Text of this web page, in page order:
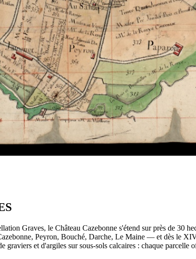
Graves, le Château Cazebonne s'étend sur près de 30
Peyron, Bouché, Darche, Le Maine — et dès le
graviers et d'argiles sur sous-sols calcaires : chaque